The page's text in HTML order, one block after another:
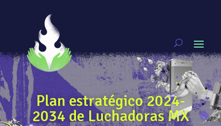
Plan estratégico 2024-
2034 de Luchadoras MX